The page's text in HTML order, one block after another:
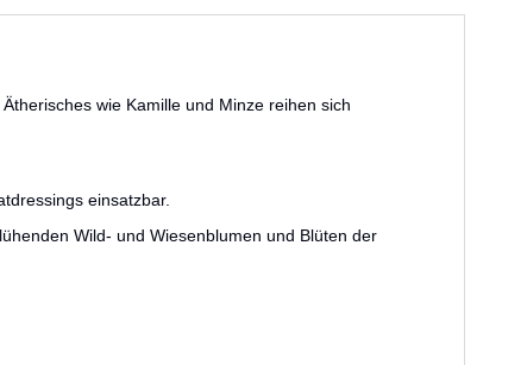
wie Kamille und Minze reihen sich
einsatzbar.
Wild- und Wiesenblumen und Blüten der